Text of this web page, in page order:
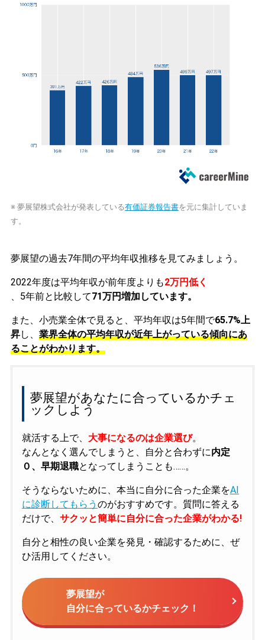
※ 夢展望株式会社が発表している有価証券報告書を元に集計していま
す。
夢展望の過去7年間の平均年収推移を見てみましょう。
2022年度は平均年収が前年度よりも2万円低く
、5年前と比較して71万円増加しています。
また、小売業全体で見ると、平均年収は5年間で65.7%上
昇し、 業界全体の平均年収が近年上がっている傾向にあ
ることがわかります。
夢展望があなたに合っているかチェ
ックしよう
就活する上で、 大事になるのは企業選び。
なんとなく選んでしまうと、自分と合わずに内定
０、早期退職となってしまうことも……。
そうならないために、本当に自分に合った企業をAI
に診断してもらう のがおすすめです。質問に答える
だけで、 サクッと簡単に自分に合った企業がわかる!
自分と相性の良い企業を発見・確認するために、ぜ
ひ活用してください。
夢展望が
自分に合っているかチェック！